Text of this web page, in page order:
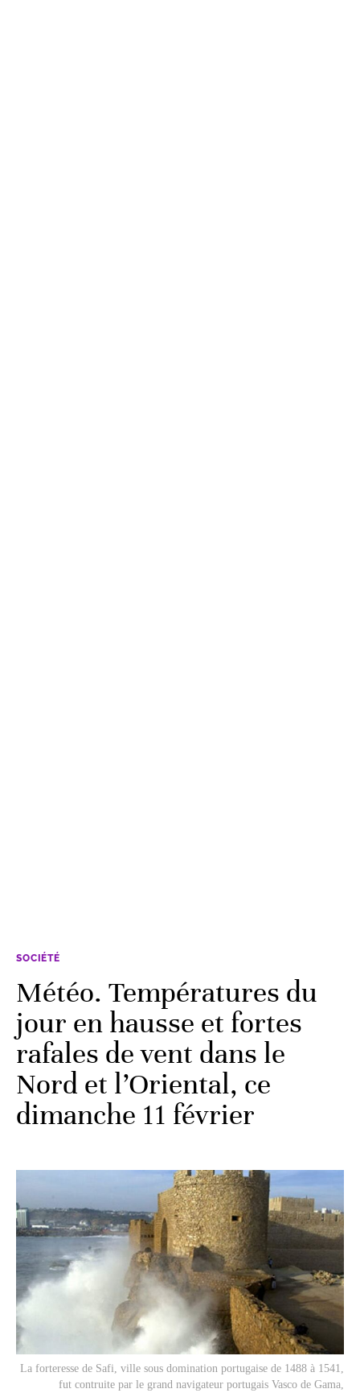
SOCIÉTÉ
Météo. Températures du
jour en hausse et fortes
rafales de vent dans le
Nord et l’Oriental, ce
dimanche 11 février
La forteresse de Safi, ville sous domination portugaise de 1488 à 1541,
fut contruite par le grand navigateur portugais Vasco de Gama,